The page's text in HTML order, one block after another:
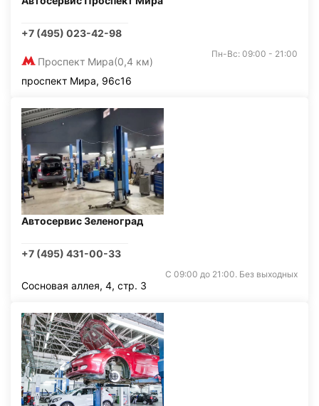
+7 (495) 023-42-98
Проспект Мира(0,4 км)
Пн-Вс: 09:00 - 21:00
проспект Мира, 96с16
Автосервис Зеленоград
+7 (495) 431-00-33
С 09:00 до 21:00. Без выходных
Сосновая аллея, 4, стр. 3